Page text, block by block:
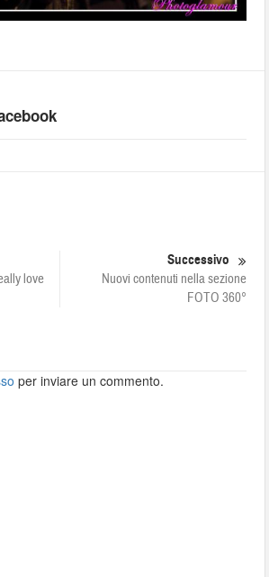
love
Successivo
Nuovi contenuti nella sezione
FOTO 360°
per inviare un commento.